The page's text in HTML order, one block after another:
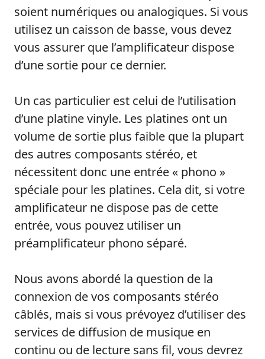
soient numériques ou analogiques. Si vous
utilisez un caisson de basse, vous devez
vous assurer que l’amplificateur dispose
d’une sortie pour ce dernier.
Un cas particulier est celui de l’utilisation
d’une platine vinyle. Les platines ont un
volume de sortie plus faible que la plupart
des autres composants stéréo, et
nécessitent donc une entrée « phono »
spéciale pour les platines. Cela dit, si votre
amplificateur ne dispose pas de cette
entrée, vous pouvez utiliser un
préamplificateur phono séparé.
Nous avons abordé la question de la
connexion de vos composants stéréo
câblés, mais si vous prévoyez d’utiliser des
services de diffusion de musique en
continu ou de lecture sans fil, vous devrez